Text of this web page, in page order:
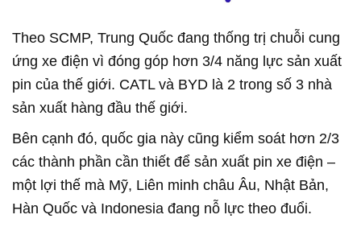
Theo SCMP, Trung Quốc đang thống trị chuỗi cung
ứng xe điện vì đóng góp hơn 3/4 năng lực sản xuất
pin của thế giới. CATL và BYD là 2 trong số 3 nhà
sản xuất hàng đầu thế giới.
Bên cạnh đó, quốc gia này cũng kiểm soát hơn 2/3
các thành phần cần thiết để sản xuất pin xe điện –
một lợi thế mà Mỹ, Liên minh châu Âu, Nhật Bản,
Hàn Quốc và Indonesia đang nỗ lực theo đuổi.